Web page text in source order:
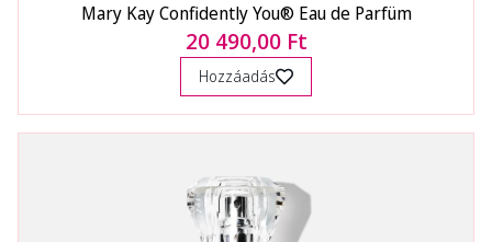
Mary Kay Confidently You® Eau de Parfüm
20 490,00 Ft
Hozzáadás